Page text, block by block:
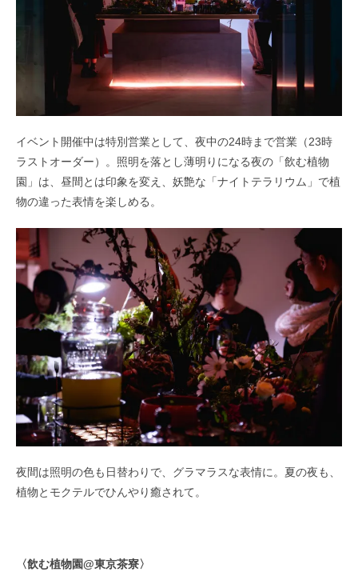
イベント開催中は特別営業として、夜中の24時まで営業（23時
ラストオーダー）。照明を落とし薄明りになる夜の「飲む植物
園」は、昼間とは印象を変え、妖艶な「ナイトテラリウム」で植
物の違った表情を楽しめる。
夜間は照明の色も日替わりで、グラマラスな表情に。夏の夜も、
植物とモクテルでひんやり癒されて。
〈飲む植物園@東京茶寮〉